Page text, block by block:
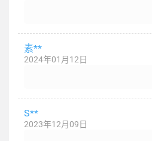
素**
2024年01月12日
S**
2023年12月09日